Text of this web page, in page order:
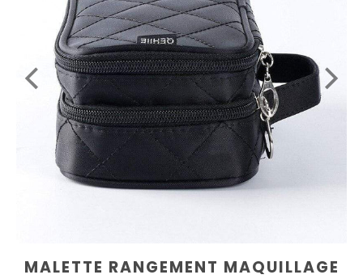
Maquillage
Rangement
Tiroir
Rouge
A
Lèvre
Support
TROUSSE
RANGEMENT
MALETTE RANGEMENT MAQUILLAGE